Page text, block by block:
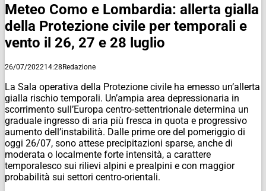
Meteo Como e Lombardia: allerta gialla
della Protezione civile per temporali e
vento il 26, 27 e 28 luglio
26/07/202214:28Redazione
La Sala operativa della Protezione civile ha emesso un’allerta
gialla rischio temporali. Un’ampia area depressionaria in
scorrimento sull’Europa centro-settentrionale determina un
graduale ingresso di aria più fresca in quota e progressivo
aumento dell’instabilità. Dalle prime ore del pomeriggio di
oggi 26/07, sono attese precipitazioni sparse, anche di
moderata o localmente forte intensità, a carattere
temporalesco sui rilievi alpini e prealpini e con maggior
probabilità sui settori centro-orientali.